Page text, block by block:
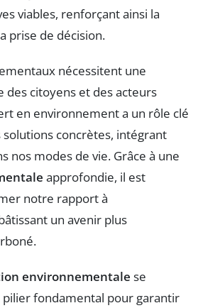
viables, renforçant ainsi la
prise de décision.
nécessitent une
des citoyens et des acteurs
en environnement a un rôle clé
concrètes, intégrant
nos modes de vie. Grâce à une
approfondie, il est
notre rapport à
un avenir plus
environnementale se
fondamental pour garantir